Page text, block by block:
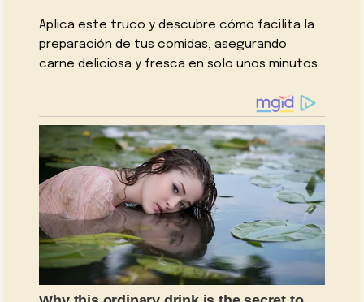
Aplica este truco y descubre cómo facilita la
preparación de tus comidas, asegurando
carne deliciosa y fresca en solo unos minutos.